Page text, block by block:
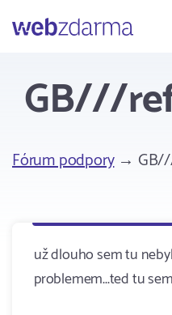
Webzdarma
GB///
Fórum podpory→
už dlouho sem tu
problemem...ted tu